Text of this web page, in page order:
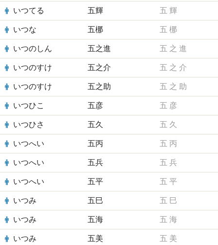
いつてる 五輝 五 輝
いつな 五梛 五 梛
いつのしん 五之進 五 之 進
いつのすけ 五之介 五 之 介
いつのすけ 五之助 五 之 助
いつひこ 五彦 五 彦
いつひさ 五久 五 久
いつへい 五丙 五 丙
いつへい 五兵 五 兵
いつへい 五平 五 平
いつみ 五巳 五 巳
いつみ 五海 五 海
いつみ 五美 五 美